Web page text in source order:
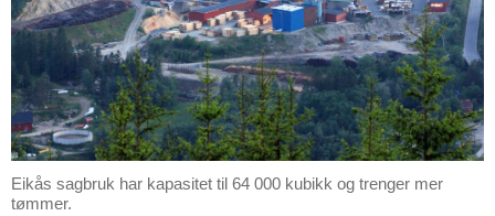
Eikås sagbruk har kapasitet til 64 000 kubikk og trenger mer
tømmer.